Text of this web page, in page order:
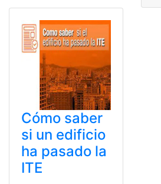
Cómo saber
si un edificio
ha pasado la
ITE